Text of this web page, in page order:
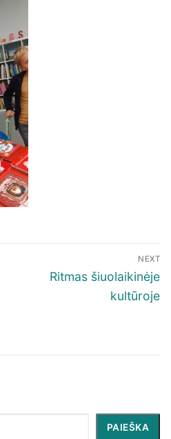
NEXT
Next
Ritmas šiuolaikinėje
kultūroje
PAIEŠKA